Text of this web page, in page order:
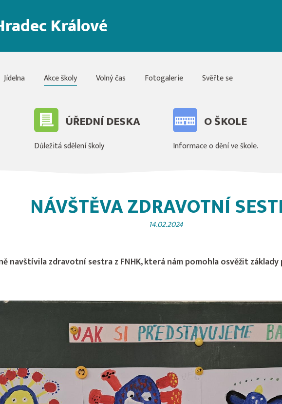
Králové
Jídelna Akce školy Volný čas Fotogalerie Svěřte se
ÚŘEDNÍ DESKA
Důležitá sdělení školy
O ŠKOLE
Informace o dění ve škole.
NÁVŠTĚVA ZDRAVOTNÍ
14.02.2024
navštívila zdravotní sestra z FNHK, která nám pomohla osvěžit